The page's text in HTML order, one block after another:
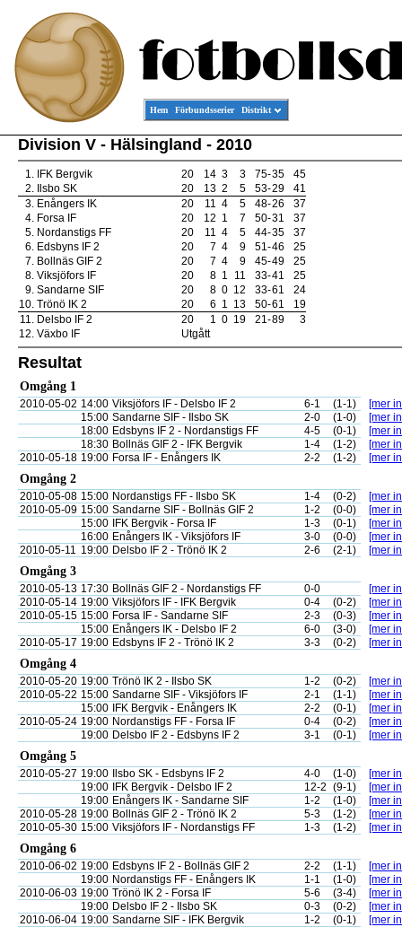
Hem Förbundsserier Distrikt
Division V - Hälsingland - 2010
1. IFK Bergvik 20 14 3 3 75-35
45
2.
Ilsbo SK 20 13 2 5 53-29
41
3. Enångers IK 20 11 4 5 48-26
37
4. Forsa IF 20 12 1 7 50-31
37
5. Nordanstigs FF 20 11 4 5 44-35
37
6. Edsbyns IF 2 20 7 4 9 51-46
25
7. Bollnäs GIF 2 20 7 4 9 45-49
25
8. Viksjöfors IF 20 8 1 11 33-41
25
9. Sandarne SIF 20 8 0 12 33-61
24
10. Trönö IK 2 20 6 1 13 50-61
19
11. Delsbo IF 2 20 1 0 19 21-89
3
12. Växbo IF Utgått
Resultat
Omgång 1
2010-05-02 14:00 Viksjöfors IF - Delsbo IF 2 6-1 (1-1)
[mer
15:00 Sandarne SIF - Ilsbo SK 2-0 (1-0)
[mer
18:00 Edsbyns IF 2 - Nordanstigs FF 4-5 (0-1)
[mer
18:30 Bollnäs GIF 2 - IFK Bergvik 1-4 (1-2)
[mer
2010-05-18 19:00 Forsa IF - Enångers IK 2-2 (1-2) [mer
Omgång 2
2010-05-08 15:00 Nordanstigs FF - Ilsbo SK 1-4 (0-2)
[mer
2010-05-09 15:00 Sandarne SIF - Bollnäs GIF 2 1-2 (0-0)
[mer
15:00
IFK Bergvik - Forsa IF 1-3 (0-1)
[mer
16:00 Enångers IK - Viksjöfors IF 3-0 (0-0)
[mer
2010-05-11 19:00 Delsbo IF 2 - Trönö IK 2 2-6 (2-1) [mer
Omgång 3
2010-05-13 17:30 Bollnäs GIF 2 - Nordanstigs FF 0-0
[mer
2010-05-14 19:00 Viksjöfors IF - IFK Bergvik 0-4 (0-2)
[mer
2010-05-15 15:00 Forsa IF - Sandarne SIF 2-3 (0-3)
[mer
15:00 Enångers IK - Delsbo IF 2 6-0 (3-0)
[mer
2010-05-17 19:00 Edsbyns IF 2 - Trönö IK 2 3-3 (0-2) [mer
Omgång 4
2010-05-20 19:00 Trönö IK 2 - Ilsbo SK 1-2 (0-2)
[mer
2010-05-22 15:00 Sandarne SIF - Viksjöfors IF 2-1 (1-1)
[mer
15:00
IFK Bergvik - Enångers IK 2-2 (0-1)
[mer
2010-05-24 19:00 Nordanstigs FF - Forsa IF 0-4 (0-2)
[mer
19:00 Delsbo IF 2 - Edsbyns IF 2 3-1 (0-1) [mer
Omgång 5
2010-05-27 19:00 Ilsbo SK - Edsbyns IF 2 4-0 (1-0)
[mer
19:00
IFK Bergvik - Delsbo IF 2 12-2 (9-1)
[mer
19:00 Enångers IK - Sandarne SIF 1-2 (1-0)
[mer
2010-05-28 19:00 Bollnäs GIF 2 - Trönö IK 2 5-3 (1-2)
[mer
2010-05-30 15:00 Viksjöfors IF - Nordanstigs FF 1-3 (1-2) [mer
Omgång 6
2010-06-02 19:00 Edsbyns IF 2 - Bollnäs GIF 2 2-2 (1-1)
[mer
19:00 Nordanstigs FF - Enångers IK 1-1 (1-0)
[mer
2010-06-03 19:00 Trönö IK 2 - Forsa IF 5-6 (3-4)
[mer
19:00 Delsbo IF 2 - Ilsbo SK 0-3 (0-2)
[mer
2010-06-04 19:00 Sandarne SIF - IFK Bergvik 1-2 (0-1) [mer